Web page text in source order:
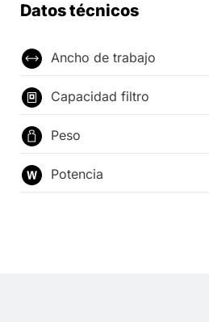
Datos técnicos
Ancho de trabajo
Capacidad filtro
Peso
Potencia